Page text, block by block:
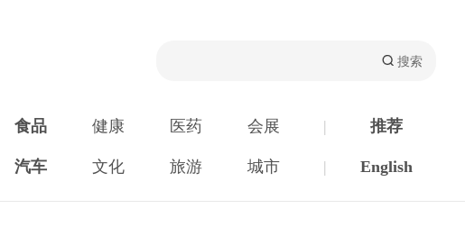
食品 健康 医药 会展 | 推荐
汽车 文化 旅游 城市 | English